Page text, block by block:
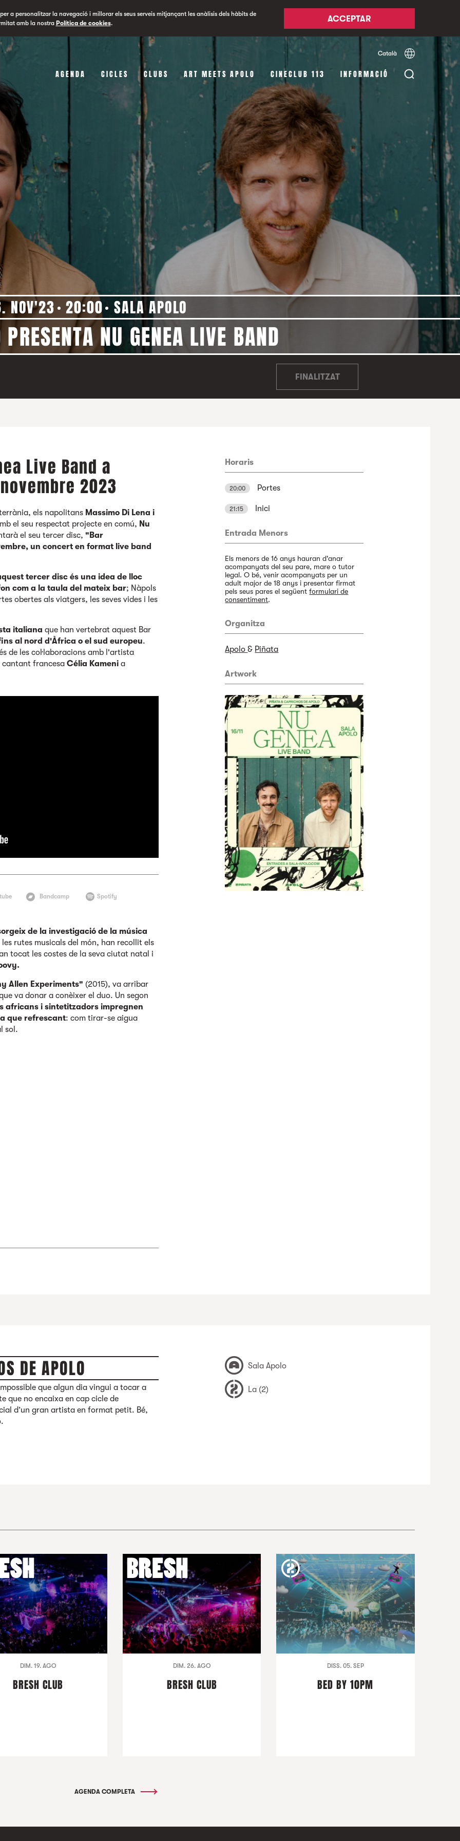
a personalitzar la navegació i millorar els seus serveis mitjançant les anàlisis dels hàbits de
amb la nostra Política de cookies. ACCEPTAR
Català Español English
AGENDA CICLES CLUBS ART MEETS APOLO CINECLUB 113 INFORMACIÓ
NOV'23 20:00 SALA APOLO
NU GENEA LIVE BAND
FINALITZAT
Live Band a
2023
els napolitans Massimo Di Lena i
el seu respectat projecte en comú, Nu
el seu tercer disc,"Bar
un concert en format live band
tercer disc és una idea de lloc
com a la taula del mateix bar; Nàpols
obertes als viatgers, les seves vides i les
italiana que han vertebrat aquest Bar
al nord d'Àfrica o el sud europeu.
de les col·laboracions amb l'artista
cantant francesaCélia Kamenia
Bandcamp Spotify
de la investigació de la música
rutes musicals del món, han recollit els
tocat les costes de la seva ciutat natal i
.
Allen Experiments" (2015), va arribar
va donar a conèixer el duo. Un segon
africans i sintetitzadors impregnen
que refrescant: com tirar-se aigua
sol.
Horaris
20:00 Portes
21:15 Inici
Entrada Menors
Els menors de 16 anys hauran d'anar
acompanyats del seu pare, mare o tutor
legal. O bé, venir acompanyats per un
adult major de 18 anys i presentar firmat
pels seus pares el següentformulari de
consentiment.
Organitza
Apolo& Piñata
Artwork
DE APOLO
que algun dia vingui a tocar a
que no encaixa en cap cicle de
d’un gran artista en format petit. Bé,
Sala Apolo
La (2)
DIM. 19. AGO
BRESH CLUB
DIM. 26. AGO
BRESH CLUB
DISS. 05. SEP
BED BY 10PM
AGENDA COMPLETA